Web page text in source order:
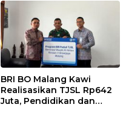
Masyarakat
BRI BO Malang Kawi
Realisasikan TJSL Rp642
Juta, Pendidikan dan